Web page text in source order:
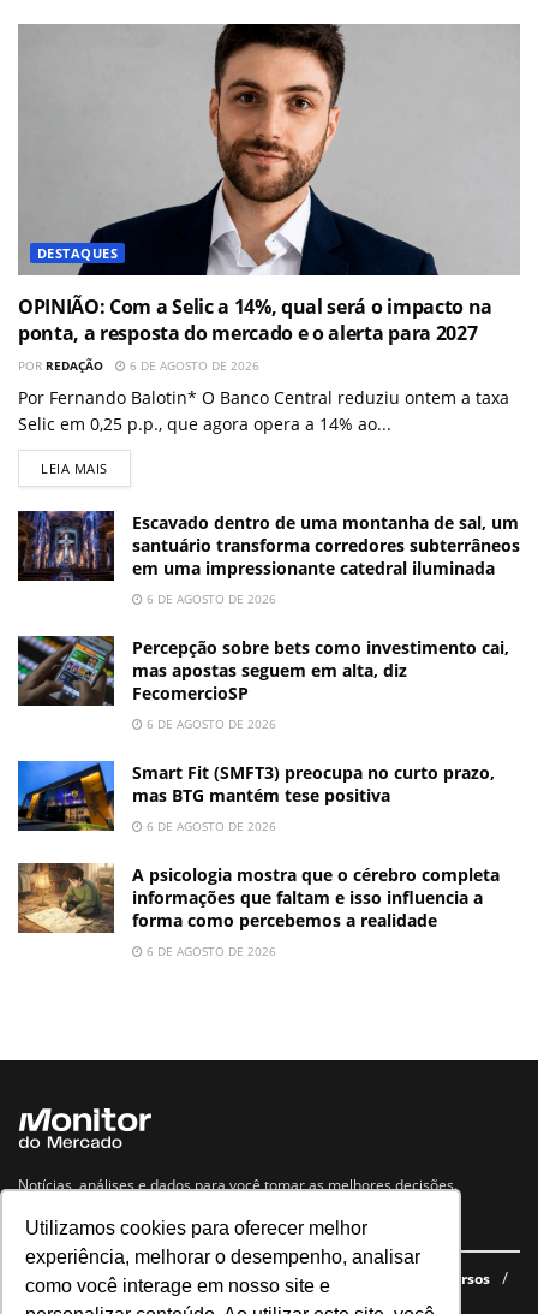
Utilizamos cookies para oferecer melhor
experiência, melhorar o desempenho, analisar
como você interage em nosso site e
DESTAQUES
OPINIÃO: Com a Selic a 14%, qual será o impacto na
ponta, a resposta do mercado e o alerta para 2027
POR REDAÇÃO 6 DE AGOSTO DE 2026
Por Fernando Balotin* O Banco Central reduziu ontem a taxa
Selic em 0,25 p.p., que agora opera a 14% ao...
LEIA MAIS
Escavado dentro de uma montanha de sal, um
santuário transforma corredores subterrâneos
em uma impressionante catedral iluminada
6 DE AGOSTO DE 2026
Percepção sobre bets como investimento cai,
mas apostas seguem em alta, diz
FecomercioSP
6 DE AGOSTO DE 2026
Smart Fit (SMFT3) preocupa no curto prazo,
mas BTG mantém tese positiva
6 DE AGOSTO DE 2026
A psicologia mostra que o cérebro completa
informações que faltam e isso influencia a
forma como percebemos a realidade
6 DE AGOSTO DE 2026
Notícias, análises e dados para você tomar as melhores decisões.
Navegue no site
Últimas notícias Quem somos E-books gratuitos
Cursos
Política de privacidade